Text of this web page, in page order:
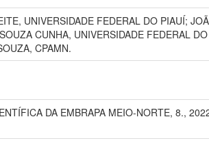
UNIVERSIDADE FEDERAL DO PIAUÍ;
CUNHA, UNIVERSIDADE FEDERAL
CPAMN.
DA EMBRAPA MEIO-NORTE, 8.,